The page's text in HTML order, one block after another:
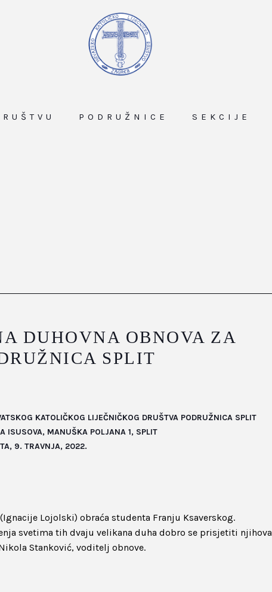
PODRUŽNICE SEKCIJE
DUHOVNA OBNOVA ZA
SPLIT
KATOLIČKOG LIJEČNIČKOG DRUŠTVA PODRUŽNICA SPLIT
ISUSOVA, MANUŠKA POLJANA 1, SPLIT
9. TRAVNJA, 2022.
Lojolski) obraća studenta Franju Ksaverskog.
svetima tih dvaju velikana duha dobro se prisjetiti njihova
Stanković, voditelj obnove.